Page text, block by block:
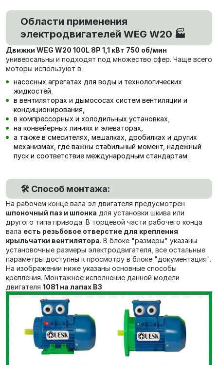
Области применения
электродвигателей WEG W20 🏭
Движки WEG W20 100L 8P 1,1 кВт 750 об/мин
универсальны и подходят под множество сфер. Чаще всего
моторы используют в:
насосных агрегатах для воды и технологических
жидкостей
в вентиляторах и дымососах систем вентиляции и
кондиционирования,
в компрессорных и холодильных установках
на конвейерных линиях и элеваторах,
а также в смесителях, мешалках, дробилках и других
механизмах, где важны стабильный момент, надёжный
пуск и соответствие международным стандартам.
🛠️ Способ монтажа:
На рабочем конце вала эл двигателя предусмотрен
шпоночный паз и шпонка для установки шкива или
другого типа привода. В торцевой части рабочего конца
вала есть резьбовое отверстие для крепления
крыльчатки вентилятора. В блоке "размеры" указаны
установочные размеры электродвигателя, все остальные
параметры доступны к просмотру в блоке "документация".
На изображении ниже указаны основные способы
крепления. Монтажное исполнение данной модели
двигателя 1081 на лапах В3